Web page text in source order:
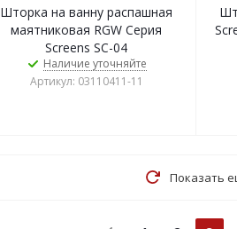
Шторка на ванну распашная
маятниковая RGW Серия
Screens SC-04
Наличие уточняйте
Артикул: 03110411-11
Показать